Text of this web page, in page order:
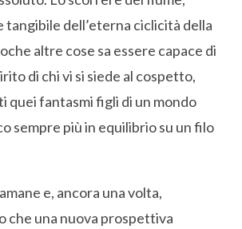
tangibile dell’eterna ciclicità della
altre cose sa essere capace di
di chi vi si siede al cospetto,
quei fantasmi figli di un mondo
sempre più in equilibrio su un filo
e, ancora una volta,
che una nuova prospettiva